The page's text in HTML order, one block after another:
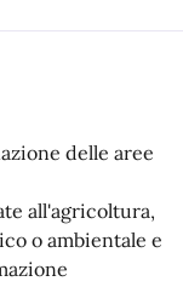
delle aree
all'agricoltura,
o ambientale e